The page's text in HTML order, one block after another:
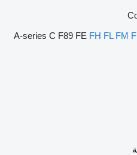
A-series C F89 FE FH FL FM